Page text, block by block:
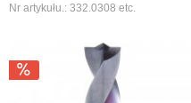
Nr artykułu.: 332.0308 etc.